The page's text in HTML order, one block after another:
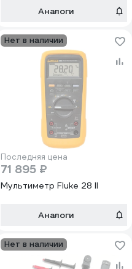
Аналоги
Нет в наличии
Последняя цена
71 895 ₽
Мультиметр Fluke 28 II
Аналоги
Нет в наличии